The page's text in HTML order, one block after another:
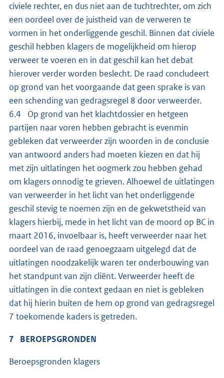
civiele rechter, en dus niet aan de tuchtrechter, om zich
een oordeel over de juistheid van de verweren te
vormen in het onderliggende geschil. Binnen dat civiele
geschil hebben klagers de mogelijkheid om hierop
verweer te voeren en in dat geschil kan het debat
hierover verder worden beslecht. De raad concludeert
op grond van het voorgaande dat geen sprake is van
een schending van gedragsregel 8 door verweerder.
6.4 Op grond van het klachtdossier en hetgeen
partijen naar voren hebben gebracht is evenmin
gebleken dat verweerder zijn woorden in de conclusie
van antwoord anders had moeten kiezen en dat hij
met zijn uitlatingen het oogmerk zou hebben gehad
om klagers onnodig te grieven. Alhoewel de uitlatingen
van verweerder in het licht van het onderliggende
geschil stevig te noemen zijn en de gekwetstheid van
klagers hierbij, mede in het licht van de moord op BC in
maart 2016, invoelbaar is, heeft verweerder naar het
oordeel van de raad genoegzaam uitgelegd dat de
uitlatingen noodzakelijk waren ter onderbouwing van
het standpunt van zijn cliënt. Verweerder heeft de
uitlatingen in die context gedaan en niet is gebleken
dat hij hierin buiten de hem op grond van gedragsregel
7 toekomende kaders is getreden.
7 BEROEPSGRONDEN
Beroepsgronden klagers